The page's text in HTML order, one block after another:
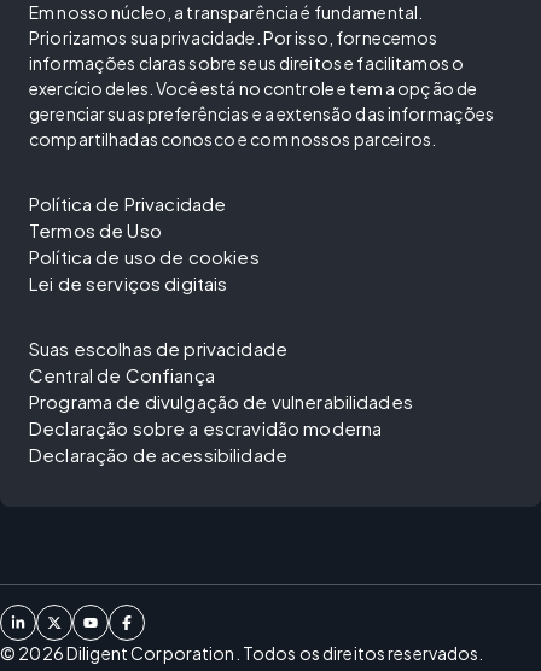
Em nosso núcleo, a transparência é fundamental.
Priorizamos sua privacidade. Por isso, fornecemos
informações claras sobre seus direitos e facilitamos o
exercício deles. Você está no controle e tem a opção de
gerenciar suas preferências e a extensão das informações
compartilhadas conosco e com nossos parceiros.
Política de Privacidade
Termos de Uso
Política de uso de cookies
Lei de serviços digitais
Suas escolhas de privacidade
Central de Confiança
Programa de divulgação de vulnerabilidades
Declaração sobre a escravidão moderna
Declaração de acessibilidade
© 2026Diligent Corporation. Todos os direitos reservados.